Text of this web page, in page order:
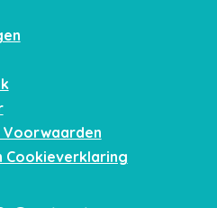
Voorwaarden
Cookieverklaring